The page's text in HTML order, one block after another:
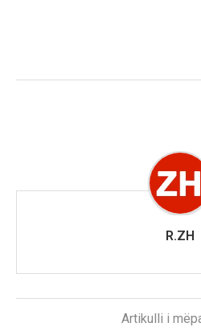
R.ZH
Artikulli i